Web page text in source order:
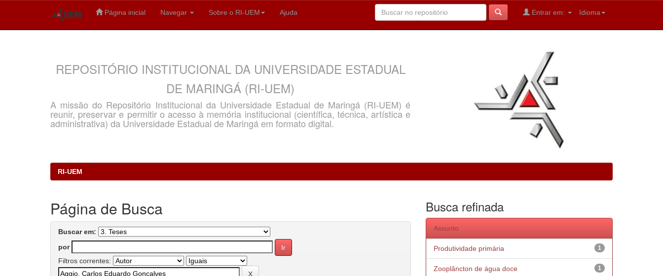
Página inicial Navegar Sobre o RI-UEM Ajuda Idioma
Entrar em:
REPOSITÓRIO INSTITUCIONAL DA UNIVERSIDADE ESTADUAL
DE MARINGÁ (RI-UEM)
A missão do Repositório Institucional da Universidade Estadual de Maringá (RI-UEM) é
reunir, preservar e permitir o acesso à memória institucional (científica, técnica, artística e
administrativa) da Universidade Estadual de Maringá em formato digital.
RI-UEM
Página de Busca
Buscar em:
por
Filtros correntes:
Busca refinada
Assunto
1
Produtividade primária
1
Zooplâncton de água doce